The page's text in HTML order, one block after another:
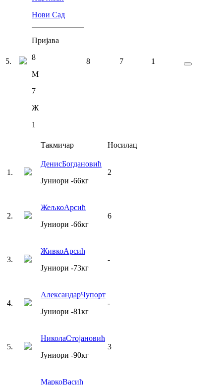
5.
Нови Сад
Пријава
8
М
7
Ж
1
8 7 1
Такмичар Носилац
1 .
ДенисБогдановић
Јуниори -66кг
2
2.
ЖељкоАрсић
Јуниори -66кг
6
3.
ЖивкоАрсић
Јуниори -73кг
-
4.
АлександарЧупорт
Јуниори -81кг
-
5.
НиколаСтојановић
Јуниори -90кг
3
МаркоВасић